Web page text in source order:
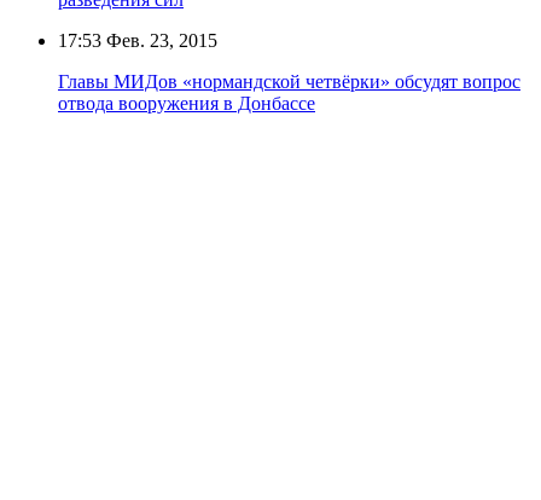
17:53 Фев. 23, 2015
Главы МИДов «нормандской четвёрки» обсудят вопрос
отвода вооружения в Донбассе